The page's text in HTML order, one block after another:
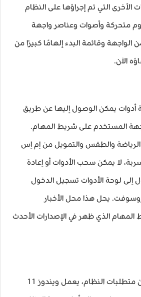
التي تم إجراؤها على النظام
متحركة وأصوات وعناصر واجهة
وقائمة البدء إلهامًا كبيرًا من
ويندوز 11 لوحة أدوات يمكن الوصول إليها عن طريق
المستخدم على شريط المهام.
والطقس والتمويل من إم إس
لا يمكن سحب الأدوات أو إعادة
إلى لوحة الأدوات تسجيل الدخول
يحل هذا محل الأخبار
الذي ظهر في الإصدارات الأحدث
كجزء من الحد الأدنى من متطلبات النظام، يعمل ويندوز 11